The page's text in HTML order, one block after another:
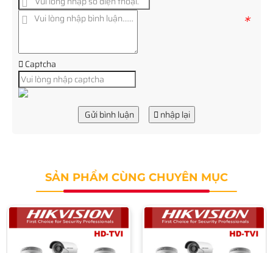
*
Captcha
Gửi bình luận nhập lại
SẢN PHẨM CÙNG CHUYÊN MỤC